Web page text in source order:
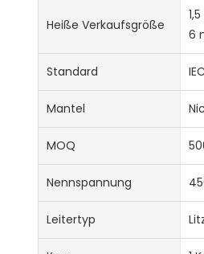
Heiße Verkaufsgröße
6
Standard IEC
Mantel
MOQ
Nennspannung
Leitertyp